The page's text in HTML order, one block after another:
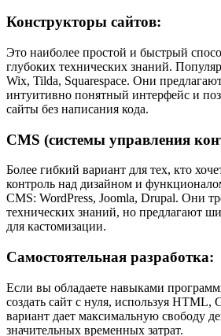
Конструкторы сайтов:
Это наиболее простой и быстрый
глубоких технических знаний.
Wix, Tilda, Squarespace. Они
интуитивно понятный интерфейс и
сайты без написания кода.
CMS (системы управления
Более гибкий вариант для тех, кто
контроль над дизайном и
CMS: WordPress, Joomla, Drupal. Они
технических знаний, но предлагают
для кастомизации.
Самостоятельная разработка:
Если вы обладаете навыками
создать сайт с нуля, используя HTML,
вариант дает максимальную свободу
значительных временных затрат.